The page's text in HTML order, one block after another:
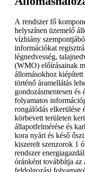
A rendszer fő
helyszínen üzemelő
vízhiány
információkat
légnedvesség,
(WMO) előírásainak
állomásokhoz kiépített
történő áramellátás
gondozásmentesen és
folyamatos
rongálódás elkerülése
körbevett területen
állapotfelmérése és
kora nyári és késő
kiszerelt szenzorok 1
rendszer
óránként továbbítja az
feldolgozási